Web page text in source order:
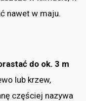
nawet w maju.
do ok. 3 m
lub krzew,
częściej nazywa